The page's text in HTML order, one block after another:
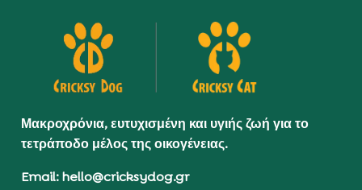
Μακροχρόνια, ευτυχισμένη και υγιής ζωή για το
τετράποδο μέλος της οικογένειας.
Email: hello@cricksydog.gr